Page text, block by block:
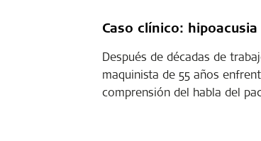
Caso clínico:
Después de décadas de
maquinista de 55 años
comprensión del habla del